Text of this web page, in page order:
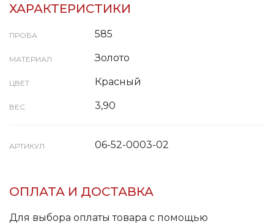
ХАРАКТЕРИСТИКИ
ПРОБА 585
МАТЕРИАЛ Золото
ЦВЕТ Красный
ВЕС 3,90
АРТИКУЛ 06-52-0003-02
ОПЛАТА И ДОСТАВКА
Для выбора оплаты товара с помощью